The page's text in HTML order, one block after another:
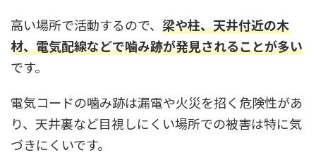
高い場所で活動するので、 梁や柱、天井付近の木
材、電気配線などで噛み跡が発見されることが多い
です。
電気コードの噛み跡は漏電や火災を招く危険性があ
り、天井裏など目視しにくい場所での被害は特に気
づきにくいです。